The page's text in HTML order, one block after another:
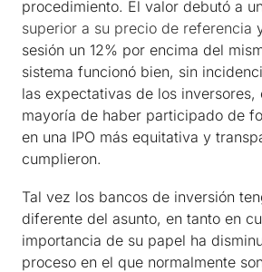
procedimiento. El valor debutó a
superior a su precio de referencia
sesión un 12% por encima del
sistema funcionó bien, sin
las expectativas de los inversores,
mayoría de haber participado de
en una IPO más equitativa y
cumplieron.
Tal vez los bancos de inversión
diferente del asunto, en tanto en
importancia de su papel ha
proceso en el que normalmente